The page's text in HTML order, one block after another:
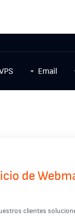
Email
de
clientes